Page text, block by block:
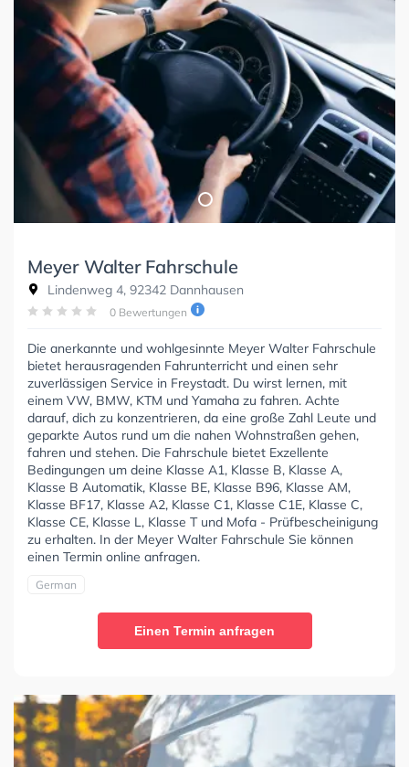
Meyer Walter Fahrschule
Lindenweg 4, 92342 Dannhausen
0 Bewertungen
Die anerkannte und wohlgesinnte Meyer Walter Fahrschule
bietet herausragenden Fahrunterricht und einen sehr
zuverlässigen Service in Freystadt. Du wirst lernen, mit
einem VW, BMW, KTM und Yamaha zu fahren. Achte
darauf, dich zu konzentrieren, da eine große Zahl Leute und
geparkte Autos rund um die nahen Wohnstraßen gehen,
fahren und stehen. Die Fahrschule bietet Exzellente
Bedingungen um deine Klasse A1, Klasse B, Klasse A,
Klasse B Automatik, Klasse BE, Klasse B96, Klasse AM,
Klasse BF17, Klasse A2, Klasse C1, Klasse C1E, Klasse C,
Klasse CE, Klasse L, Klasse T und Mofa - Prüfbescheinigung
zu erhalten. In der Meyer Walter Fahrschule Sie können
einen Termin online anfragen.
German
Einen Termin anfragen